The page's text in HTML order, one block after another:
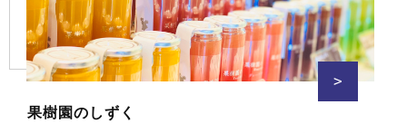
>
果樹園のしずく